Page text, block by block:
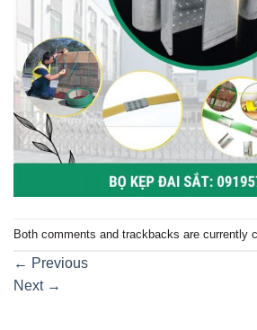
Both comments and trackbacks are currently
← Previous
Next →